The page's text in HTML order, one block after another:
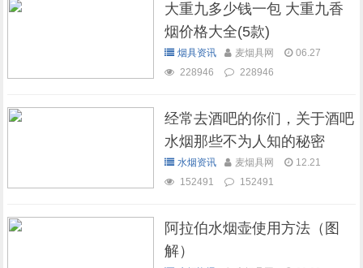
大重九多少钱一包 大重九香
烟价格大全(5款)
烟具资讯 麦烟具网
06.27
228946
228946
经常去酒吧的你们，关于酒吧
水烟那些不为人知的秘密
水烟资讯 麦烟具网
12.21
152491
152491
阿拉伯水烟壶使用方法（图
解）